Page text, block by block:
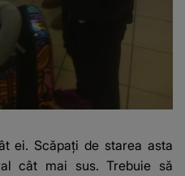
ei. Scăpați de starea asta
cât mai sus. Trebuie să